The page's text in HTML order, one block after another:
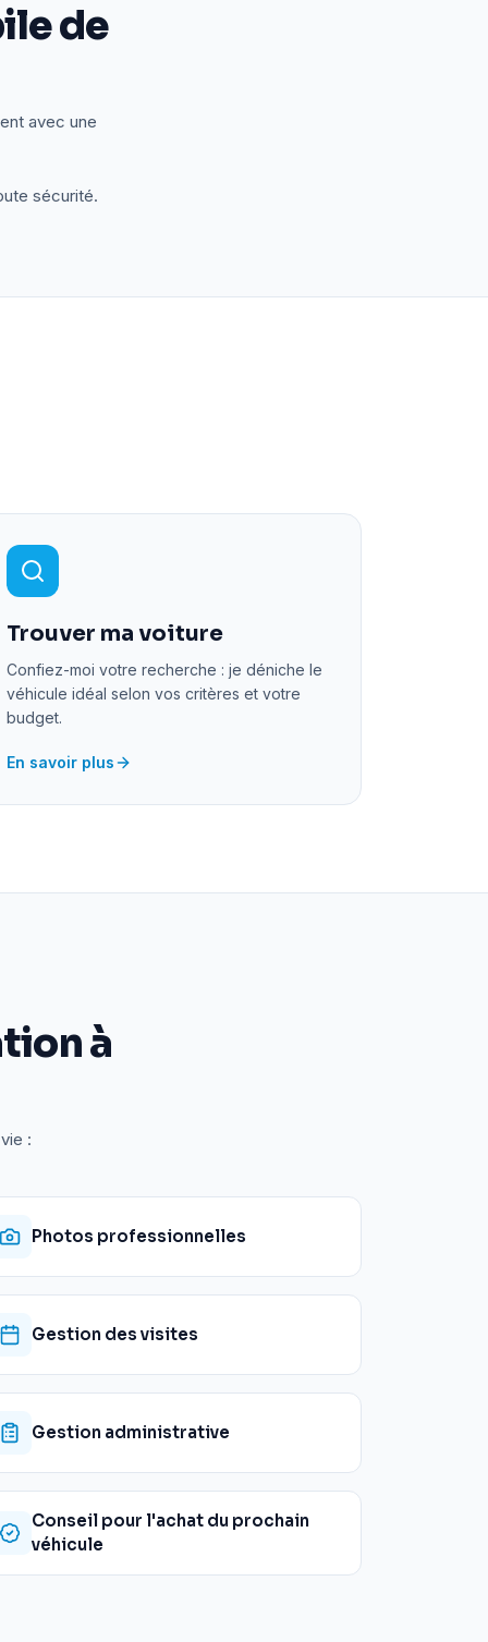
de
avec une
sécurité.
Trouver ma voiture
Confiez-moi votre recherche : je déniche le
véhicule idéal selon vos critères et votre
budget.
En savoir plus
à
:
Photos professionnelles
Gestion des visites
Gestion administrative
Conseil pour l'achat du prochain
véhicule